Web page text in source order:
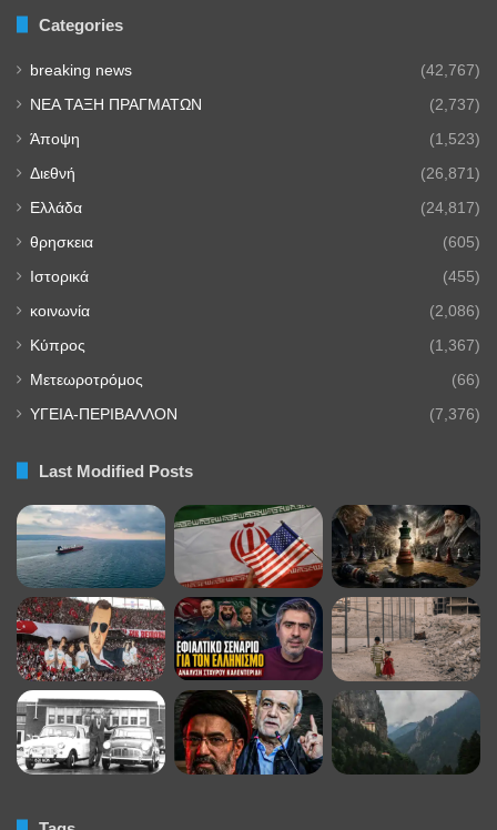
Categories
breaking news (42,767)
NEA TAΞΗ ΠΡΑΓΜΑΤΩΝ (2,737)
Άποψη (1,523)
Διεθνή (26,871)
Ελλάδα (24,817)
θρησκεια (605)
Ιστορικά (455)
κοινωνία (2,086)
Κύπρος (1,367)
Μετεωροτρόμος (66)
ΥΓΕΙΑ-ΠΕΡΙΒΑΛΛΟΝ (7,376)
Last Modified Posts